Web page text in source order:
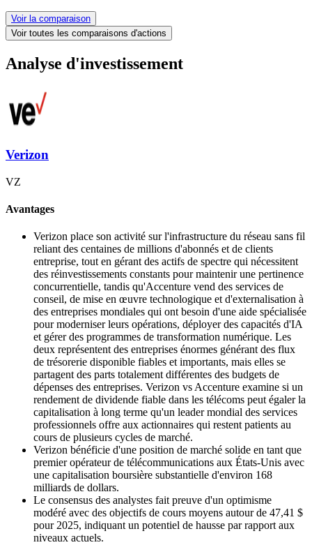
Voir la comparaison
Voir toutes les comparaisons d'actions
Analyse d'investissement
Verizon
VZ
Avantages
Verizon place son activité sur l'infrastructure du réseau sans fil
reliant des centaines de millions d'abonnés et de clients
entreprise, tout en gérant des actifs de spectre qui nécessitent
des réinvestissements constants pour maintenir une pertinence
concurrentielle, tandis qu'Accenture vend des services de
conseil, de mise en œuvre technologique et d'externalisation à
des entreprises mondiales qui ont besoin d'une aide spécialisée
pour moderniser leurs opérations, déployer des capacités d'IA
et gérer des programmes de transformation numérique. Les
deux représentent des entreprises énormes générant des flux
de trésorerie disponible fiables et importants, mais elles se
partagent des parts totalement différentes des budgets de
dépenses des entreprises. Verizon vs Accenture examine si un
rendement de dividende fiable dans les télécoms peut égaler la
capitalisation à long terme qu'un leader mondial des services
professionnels offre aux actionnaires qui restent patients au
cours de plusieurs cycles de marché.
Verizon bénéficie d'une position de marché solide en tant que
premier opérateur de télécommunications aux États-Unis avec
une capitalisation boursière substantielle d'environ 168
milliards de dollars.
Le consensus des analystes fait preuve d'un optimisme
modéré avec des objectifs de cours moyens autour de 47,41 $
pour 2025, indiquant un potentiel de hausse par rapport aux
niveaux actuels.